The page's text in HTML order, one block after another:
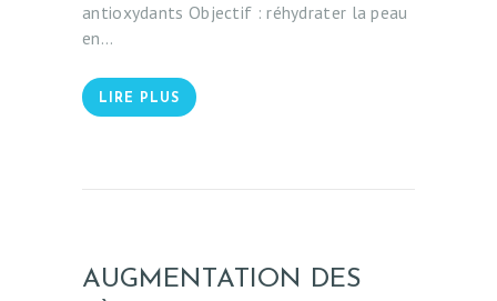
antioxydants Objectif : réhydrater la peau
en…
LIRE PLUS
AUGMENTATION DES